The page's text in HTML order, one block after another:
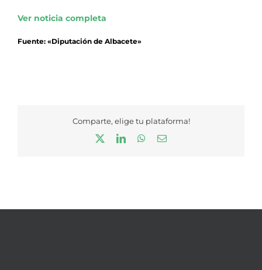
Ver noticia completa
Fuente: «Diputación de Albacete»
Comparte, elige tu plataforma!
LinkedInWhatsApp
Correo